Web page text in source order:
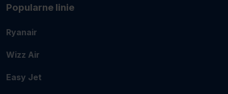
Popularne linie
Ryanair
Wizz Air
Easy Jet